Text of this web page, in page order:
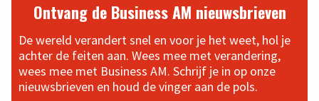
Ontvang de Business AM nieuwsbrieven
De wereld verandert snel en voor je het weet, hol je
achter de feiten aan. Wees mee met verandering,
wees mee met Business AM. Schrijf je in op onze
nieuwsbrieven en houd de vinger aan de pols.